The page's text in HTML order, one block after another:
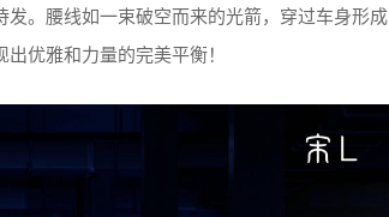
。腰线如一束破空而来的光箭，穿过车身形成
优雅和力量的完美平衡！